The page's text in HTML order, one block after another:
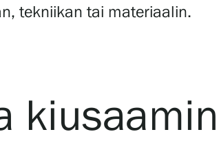
tekniikan tai materiaalin.